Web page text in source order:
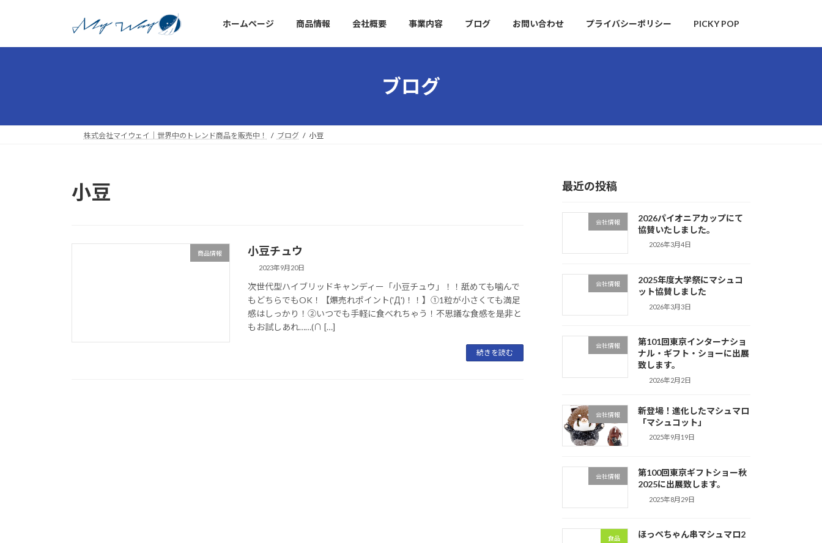
ン
ッ
ー
移
ホームページ 商品情報 会社概要 事業内容 ブログ お問い合わせ プライバシーポリシー PICKY POP
ブログ
株式会社マイウェイ｜世界中のトレンド商品を販売中！ ブログ 小豆
小豆
商品情報 小豆チュウ
2023年9月20日
次世代型ハイブリッドキャンディー「小豆チュウ」！！舐めても噛んで
もどちらでもOK！【爆売れポイント('Д')！！】①1粒が小さくても満足
感はしっかり！②いつでも手軽に食べれちゃう！不思議な食感を是非と
もお試しあれ……(∩ […]
続きを読む
最近の投稿
会社情報
2026パイオニアカップにて
協賛いたしました。
2026年3月4日
会社情報
2025年度大学祭にマシュコ
ット協賛しました
2026年3月3日
会社情報
第101回東京インターナショ
ナル・ギフト・ショーに出展
致します。
2026年2月2日
会社情報
新登場！進化したマシュマロ
「マシュコット」
2025年9月19日
会社情報
第100回東京ギフトショー秋
2025に出展致します。
2025年8月29日
食品 ほっぺちゃん串マシュマロ2